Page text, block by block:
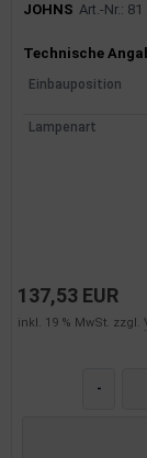
JOHNS Art.-Nr.: 81
Technische
Einbauposition
Lampenart
137,53 EUR
inkl. 19 % MwSt. zzgl.
-